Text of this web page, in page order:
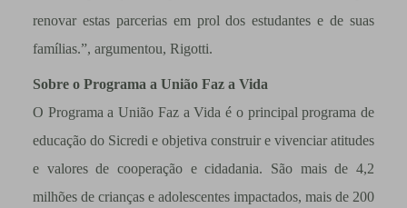
renovar estas parcerias em prol dos estudantes e de suas
famílias.”, argumentou, Rigotti.
Sobre o Programa a União Faz a Vida
O Programa a União Faz a Vida é o principal programa de
educação do Sicredi e objetiva construir e vivenciar atitudes
e valores de cooperação e cidadania. São mais de 4,2
milhões de crianças e adolescentes impactados, mais de 200